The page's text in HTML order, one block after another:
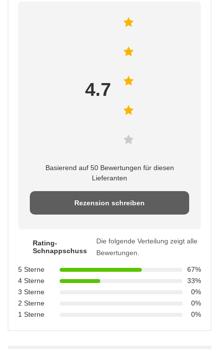
4.7
Basierend auf 50 Bewertungen für diesen
Lieferanten
Rezension schreiben
Rating-
Schnappschuss
Die folgende Verteilung zeigt alle
Bewertungen.
5 Sterne
67%
4 Sterne
33%
3 Sterne
0%
2 Sterne
0%
1 Sterne
0%